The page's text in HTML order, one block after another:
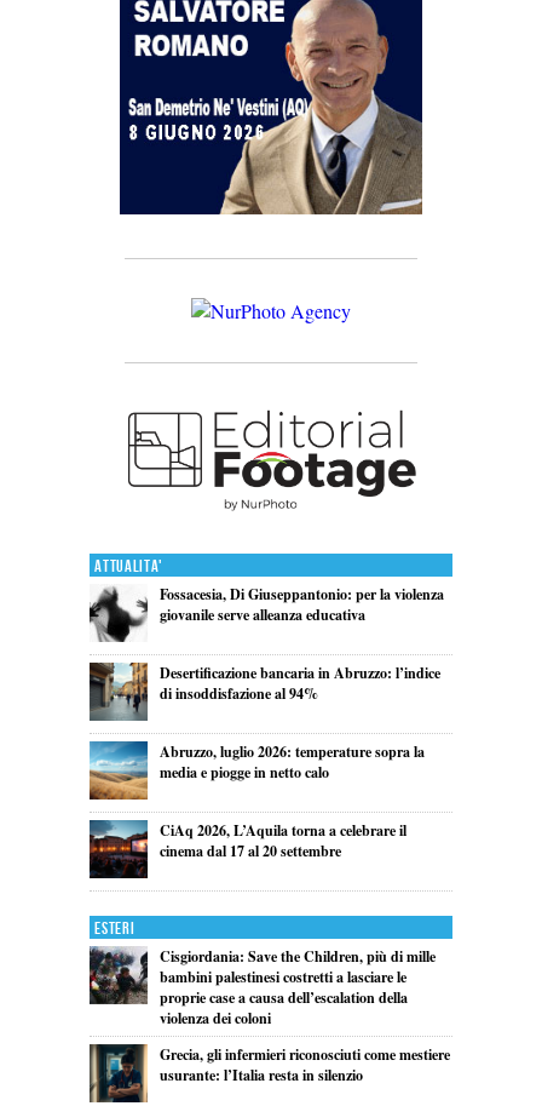
Attualita'
Fossacesia, Di Giuseppantonio: per la violenza
giovanile serve alleanza educativa
Desertificazione bancaria in Abruzzo: l’indice
di insoddisfazione al 94%
Abruzzo, luglio 2026: temperature sopra la
media e piogge in netto calo
CiAq 2026, L’Aquila torna a celebrare il
cinema dal 17 al 20 settembre
Esteri
Cisgiordania: Save the Children, più di mille
bambini palestinesi costretti a lasciare le
proprie case a causa dell’escalation della
violenza dei coloni
Grecia, gli infermieri riconosciuti come mestiere
usurante: l’Italia resta in silenzio